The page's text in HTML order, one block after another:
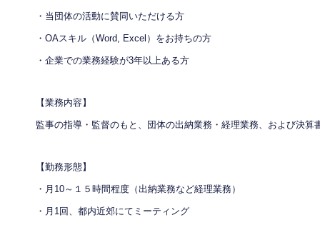
・当団体の活動に賛同いただける方
・OAスキル（Word, Excel）をお持ちの方
・企業での業務経験が3年以上ある方
【業務内容】
監事の指導・監督のもと、団体の出納業務・経理業務、および決算
【勤務形態】
・月10～１５時間程度（出納業務など経理業務）
・月1回、都内近郊にてミーティング